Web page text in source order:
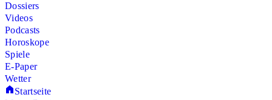
Dossiers
Videos
Podcasts
Horoskope
Spiele
E-Paper
Wetter
Startseite